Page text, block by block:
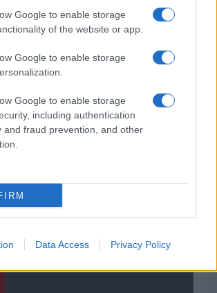
Google to enable storage
of the website or app.
Google to enable storage
Google to enable storage
including authentication
and fraud prevention, and other
Data Access Privacy Policy
Teresa Gallura, nuove regole per la
Williams incanta il gala del Big Art
al Romazzino